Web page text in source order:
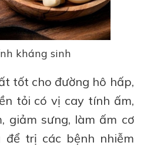
kháng sinh
tốt cho đường hô hấp,
tỏi có vị cay tính ấm,
giảm sưng, làm ấm cơ
để trị các bệnh nhiễm